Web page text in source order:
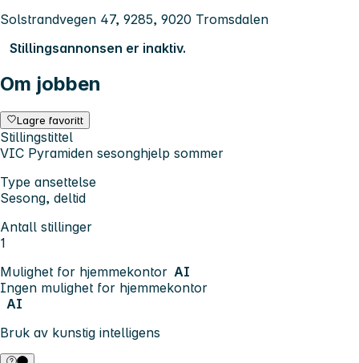
Solstrandvegen 47, 9285, 9020 Tromsdalen
Stillingsannonsen er inaktiv.
Om jobben
Lagre favoritt
Stillingstittel
VIC Pyramiden sesonghjelp sommer
Type ansettelse
Sesong, deltid
Antall stillinger
1
Mulighet for hjemmekontor AI
Ingen mulighet for hjemmekontor
AI
Bruk av kunstig intelligens